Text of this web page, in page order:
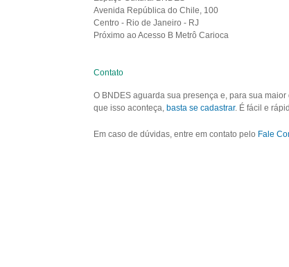
Avenida República do Chile, 100
Centro - Rio de Janeiro - RJ
Próximo ao Acesso B Metrô Carioca
Contato
O BNDES aguarda sua presença e, para sua
que isso aconteça, basta se cadastrar. É fácil e
Em caso de dúvidas, entre em contato pelo Fale